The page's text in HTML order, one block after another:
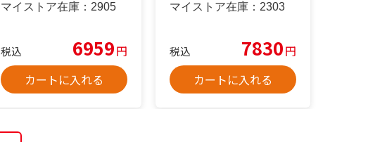
マイストア在庫： 2905
税込 6959円
カートに入れる
マイストア在庫： 2303
税込 7830円
カートに入れる